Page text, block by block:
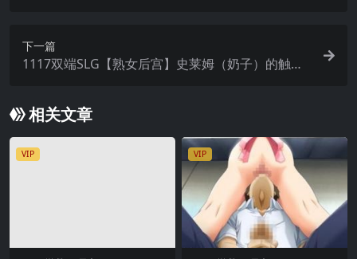
下一篇
1117双端SLG【熟女后宫】史莱姆（奶子）的触
相关文章
VIP VIP